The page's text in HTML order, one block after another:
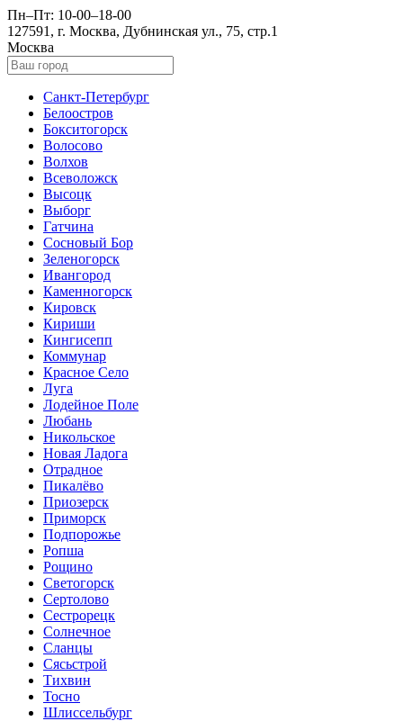
Пн–Пт: 10-00–18-00
127591, г. Москва, Дубнинская ул., 75, стр.1
Москва
Санкт-Петербург
Белоостров
Бокситогорск
Волосово
Волхов
Всеволожск
Высоцк
Выборг
Гатчина
Сосновый Бор
Зеленогорск
Ивангород
Каменногорск
Кировск
Кириши
Кингисепп
Коммунар
Красное Село
Луга
Лодейное Поле
Любань
Никольское
Новая Ладога
Отрадное
Пикалёво
Приозерск
Приморск
Подпорожье
Ропша
Рощино
Светогорск
Сертолово
Сестрорецк
Солнечное
Сланцы
Сясьстрой
Тихвин
Тосно
Шлиссельбург